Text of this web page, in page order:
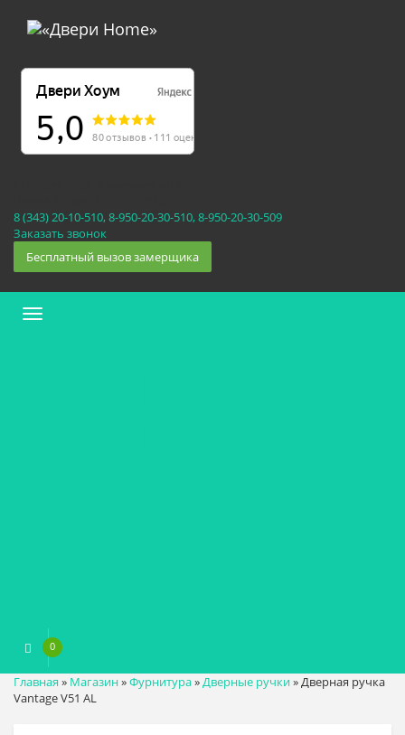
8 (343) 20-10-510, 8-950-20-30-510, 8-950-20-30-509
Заказать звонок
Бесплатный вызов замерщика
Меню
0
Главная » Магазин»Фурнитура»Дверные ручки»Дверная ручка
Vantage V51 AL